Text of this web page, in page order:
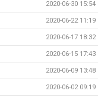
2020-06-30 15:54
2020-06-22 11:19
2020-06-17 18:32
2020-06-15 17:43
2020-06-09 13:48
2020-06-02 09:19